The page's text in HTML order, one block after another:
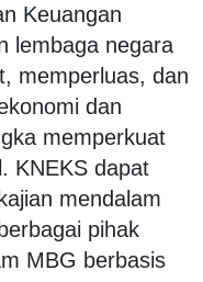
Keuangan
lembaga negara
memperluas, dan
dan
memperkuat
KNEKS dapat
mendalam
pihak
MBG berbasis